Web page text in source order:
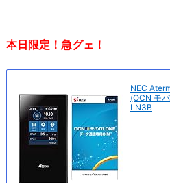
本日限定！急グェ！
NEC
(OCN モ
LN3B